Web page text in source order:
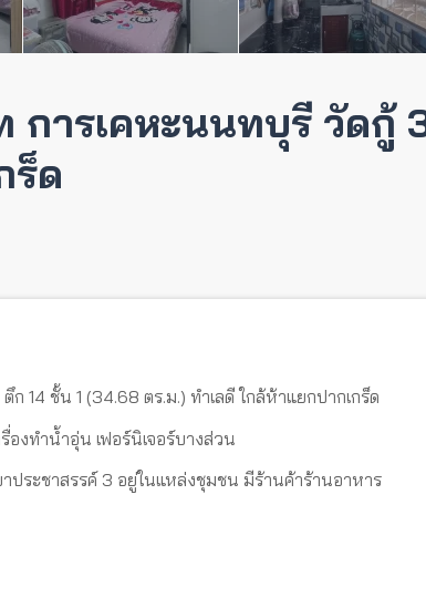
ารเคหะนนทบุรี วัดกู้
ร็ด
14 ชั้น 1 (34.68 ตร.ม.) ทำเลดี ใกล้ห้าแยกปากเกร็ด
งทำน้ำอุ่น เฟอร์นิเจอร์บางส่วน
าประชาสรรค์ 3 อยู่ในแหล่งชุมชน มีร้านค้าร้านอาหาร